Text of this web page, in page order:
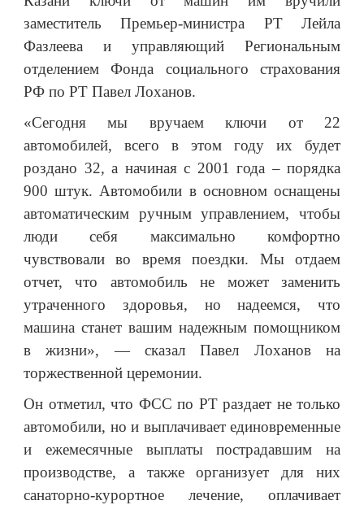
заместитель Премьер-министра РТ Лейла
Фазлеева и управляющий Региональным
отделением Фонда социального страхования
РФ по РТ Павел Лоханов.
«Сегодня мы вручаем ключи от 22
автомобилей, всего в этом году их будет
роздано 32, а начиная с 2001 года – порядка
900 штук. Автомобили в основном оснащены
автоматическим ручным управлением, чтобы
люди себя максимально комфортно
чувствовали во время поездки. Мы отдаем
отчет, что автомобиль не может заменить
утраченного здоровья, но надеемся, что
машина станет вашим надежным помощником
в жизни», — сказал Павел Лоханов на
торжественной церемонии.
Он отметил, что ФСС по РТ раздает не только
автомобили, но и выплачивает единовременные
и ежемесячные выплаты пострадавшим на
производстве, а также организует для них
санаторно-курортное лечение, оплачивает